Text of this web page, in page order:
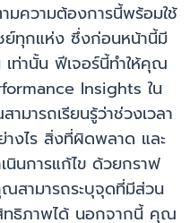
มความต้องการนี้พร้อมใช้
ย์ทุกแห่ง ซึ่งก่อนหน้านี้มี
เท่านั้น ฟีเจอร์นี้ทำให้คุณ
Insights ใน
มารถเรียนรู้ว่าช่วงเวลา
งไร สิ่งที่ผิดพลาด และ
นินการแก้ไข ด้วยกราฟ
ณสามารถระบุจุดที่มีส่วน
ธิภาพได้ นอกจากนี้ คุณ